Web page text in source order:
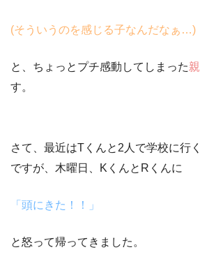
(そういうのを感じる子なんだなぁ …)
と、ちょっとプチ感動してしまった
す。
さて、最近はTくんと2人で学校に行
ですが、 木曜日 、KくんとRくんに
「頭にきた！！」
と怒って帰ってきました。